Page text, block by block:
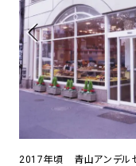
2017年頃 青山アンデルセン